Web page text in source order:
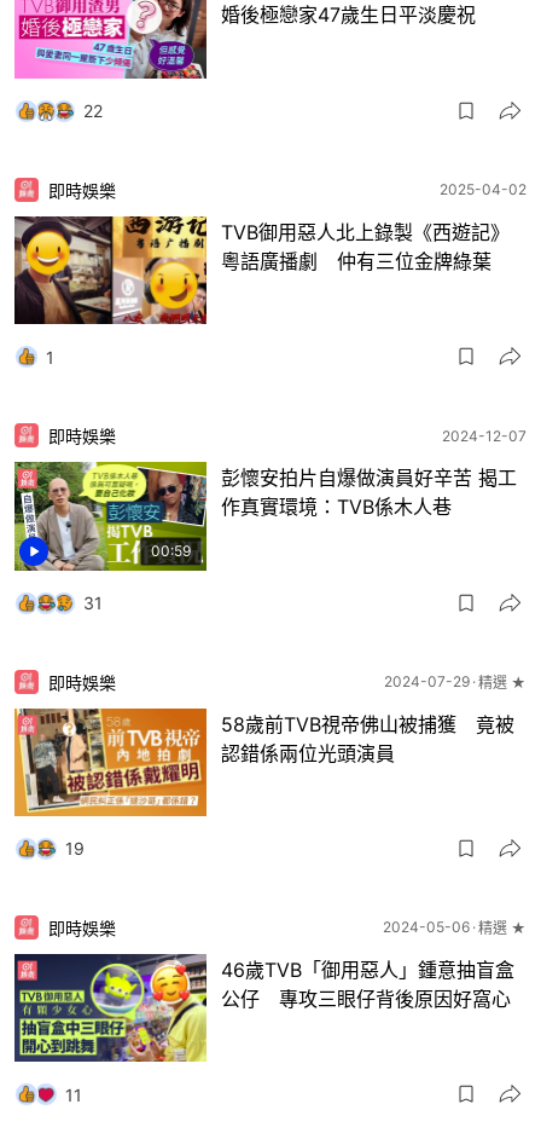
婚後極戀家47歲生日平淡慶祝
22
即時娛樂 2025-04-02
TVB御用惡人北上錄製《西遊記》
粵語廣播劇 仲有三位金牌綠葉
1
00:59
即時娛樂 2024-12-07
彭懷安拍片自爆做演員好辛苦 揭工
作真實環境：TVB係木人巷
31
即時娛樂 2024-07-29 精選 ★
58歲前TVB視帝佛山被捕獲 竟被
認錯係兩位光頭演員
19
即時娛樂 2024-05-06 精選 ★
46歲TVB「御用惡人」鍾意抽盲盒
公仔 專攻三眼仔背後原因好窩心
11